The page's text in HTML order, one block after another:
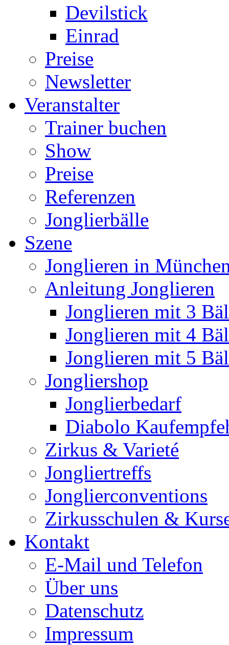
Devilstick
Einrad
Preise
Newsletter
Veranstalter
Trainer buchen
Show
Preise
Referenzen
Jonglierbälle
Szene
Jonglieren in
Anleitung Jonglieren
Jonglieren mit 3
Jonglieren mit 4
Jonglieren mit 5
Jongliershop
Jonglierbedarf
Diabolo
Zirkus & Varieté
Jongliertreffs
Jonglierconventions
Zirkusschulen &
Kontakt
E-Mail und Telefon
Über uns
Datenschutz
Impressum